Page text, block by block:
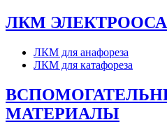
ЛКМ
ЛКМ для анафореза
ЛКМ для катафореза
МАТЕРИАЛЫ